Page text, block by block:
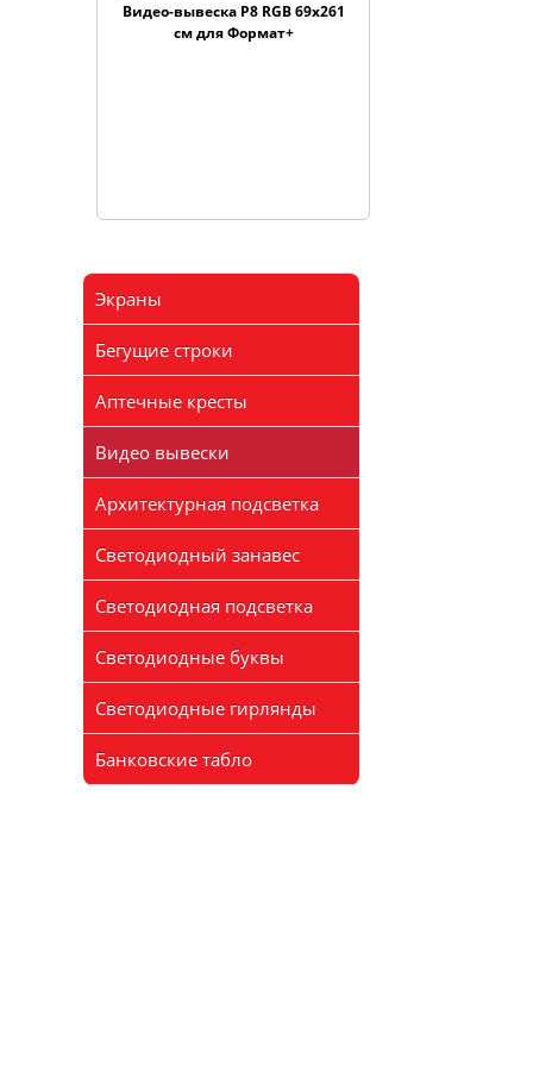
Экраны
Бегущие строки
Аптечные кресты
Видео вывески
Архитектурная подсветка
Светодиодный занавес
Светодиодная подсветка
Светодиодные буквы
Светодиодные гирлянды
Банковские табло
Видео-вывеска P8 RGB 69x261
см для Формат+